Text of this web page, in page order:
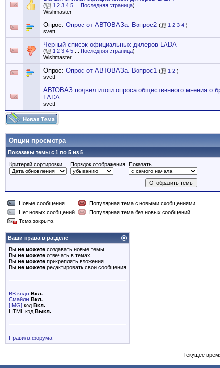
( 1 2 3 4 5 Последняя страница)
Wishmaster
Опрос: Опрос от АВТОВАЗа. Вопрос2 ( 1 2 3 4 )
svett
Черный список официальных дилеров LADA
( 1 2 3 4 5 Последняя страница)
Wishmaster
Опрос: Опрос от АВТОВАЗа. Вопрос1 ( 1 2 )
svett
АВТОВАЗ подвел итоги опроса общественного мнения о
LADA
svett
Опции просмотра
Показаны темы с 1 по 5 из 5
Критерий сортировки
Порядок отображения Показать
Новые сообщения
Популярная тема с новыми сообщениями
Нет новых сообщений
Популярная тема без новых сообщений
Тема закрыта
Ваши права в разделе
Вы не можете создавать новые темы
Вы не можете отвечать в темах
Вы не можете прикреплять вложения
Вы не можете редактировать свои сообщения
BB коды Вкл.
Смайлы Вкл.
[IMG] код Вкл.
HTML код Выкл.
Правила форума
Текущее